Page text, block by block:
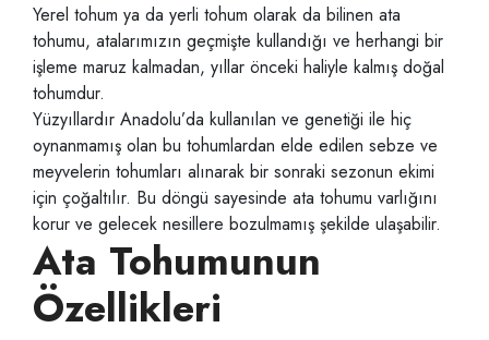
Yerel tohum ya da yerli tohum olarak da bilinen ata
tohumu, atalarımızın geçmişte kullandığı ve herhangi bir
işleme maruz kalmadan, yıllar önceki haliyle kalmış doğal
tohumdur.
Yüzyıllardır Anadolu’da kullanılan ve genetiği ile hiç
oynanmamış olan bu tohumlardan elde edilen sebze ve
meyvelerin tohumları alınarak bir sonraki sezonun ekimi
için çoğaltılır. Bu döngü sayesinde ata tohumu varlığını
korur ve gelecek nesillere bozulmamış şekilde ulaşabilir.
Ata Tohumunun
Özellikleri